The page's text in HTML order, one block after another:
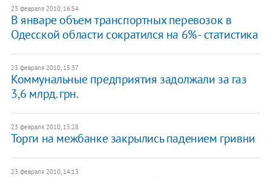
23 февраля 2010, 16:54
В январе объем транспортных перевозок в
Одесской области сократился на 6% - статистика
23 февраля 2010, 15:37
Коммунальные предприятия задолжали за газ
3,6 млрд. грн.
23 февраля 2010, 15:28
Торги на межбанке закрылись падением гривни
23 февраля 2010, 14:13